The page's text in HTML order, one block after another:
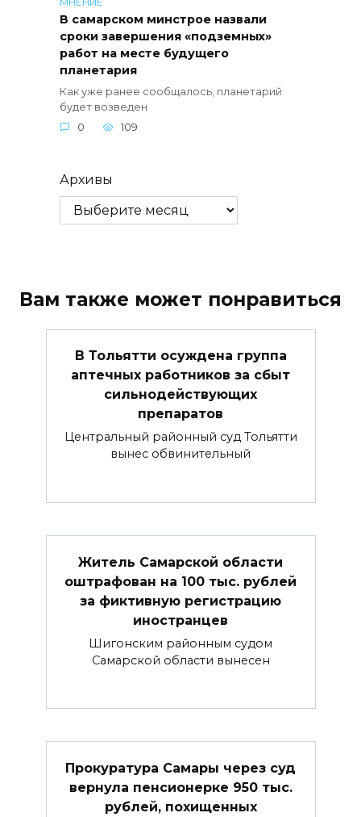
В самарском минстрое назвали
сроки завершения «подземных»
работ на месте будущего
планетария
Как уже ранее сообщалось, планетарий
будет возведен
0
109
Архивы
Вам также может понравиться
В Тольятти осуждена группа
аптечных работников за сбыт
сильнодействующих
препаратов
Центральный районный суд Тольятти
вынес обвинительный
Житель Самарской области
оштрафован на 100 тыс. рублей
за фиктивную регистрацию
иностранцев
Шигонским районным судом
Самарской области вынесен
Прокуратура Самары через суд
вернула пенсионерке 950 тыс.
рублей, похищенных